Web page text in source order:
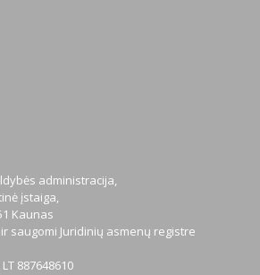
administracija,
įstaiga,
Kaunas
saugomi Juridinių asmenų registre
LT 887648610